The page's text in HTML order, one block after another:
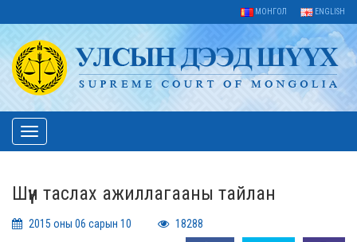
МОНГОЛ ENGLISH
Toggle
navigation
Шүүн таслах ажиллагааны тайлан
2015 оны 06 сарын 10 18288